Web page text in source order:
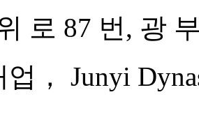
로 87 번, 광
， Junyi